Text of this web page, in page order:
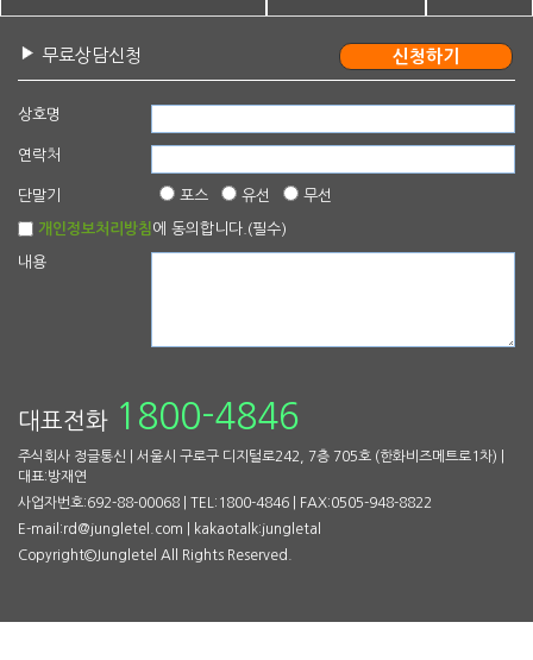
무료상담신청
상호명
연락처
단말기 포스 유선 무선
개인정보처리방침에 동의합니다.(필수)
내용
대표전화 1800-4846
주식회사 정글통신 | 서울시 구로구 디지털로242, 7층 705호 (한화비즈메트로1차) |
대표:방재연
사업자번호:692-88-00068 | TEL:1800-4846 | FAX:0505-948-8822
E-mail:rd@jungletel.com | kakaotalk:jungletal
Copyright©Jungletel All Rights Reserved.